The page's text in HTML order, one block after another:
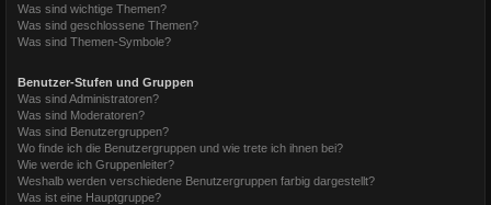
Was sind wichtige Themen?
Was sind geschlossene Themen?
Was sind Themen-Symbole?
Benutzer-Stufen und Gruppen
Was sind Administratoren?
Was sind Moderatoren?
Was sind Benutzergruppen?
Wo finde ich die Benutzergruppen und wie trete ich ihnen bei?
Wie werde ich Gruppenleiter?
Weshalb werden verschiedene Benutzergruppen farbig dargestellt?
Was ist eine Hauptgruppe?